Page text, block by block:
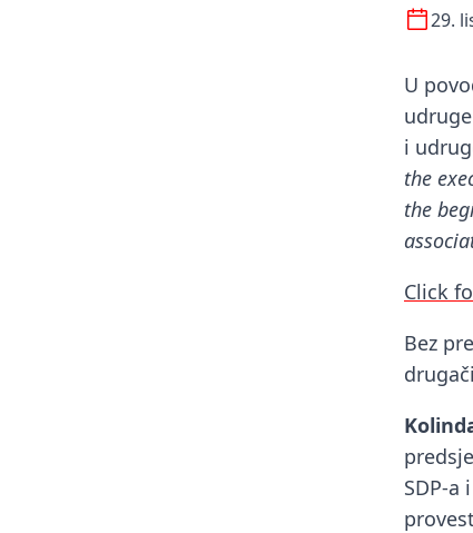
29.
U
i
the
the
Click
Bez
SDP-a